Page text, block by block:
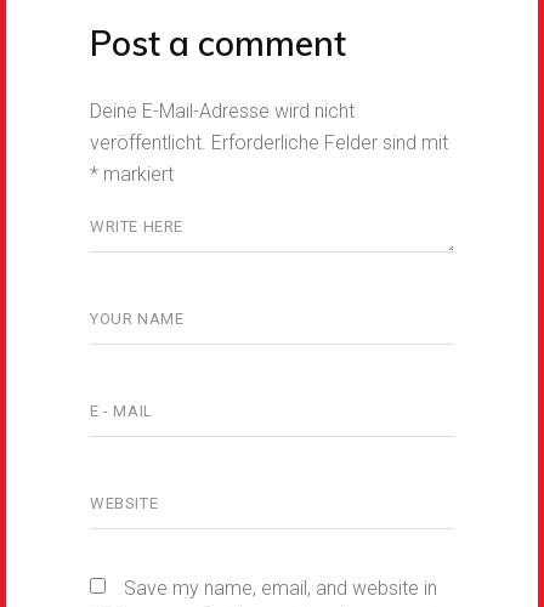
Post a comment
Deine E-Mail-Adresse wird nicht
veröffentlicht. Erforderliche Felder sind mit
* markiert
Save my name, email, and website in